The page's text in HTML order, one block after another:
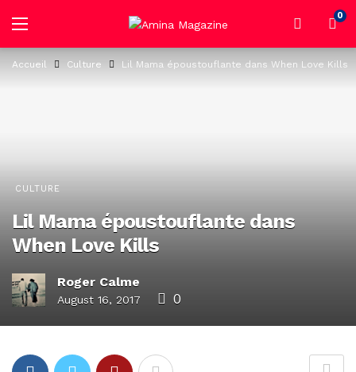
0
Accueil Culture Lil Mama époustouflante dans When Love Kills
CULTURE
Lil Mama époustouflante dans
When Love Kills
Roger Calme
August 16, 2017 0